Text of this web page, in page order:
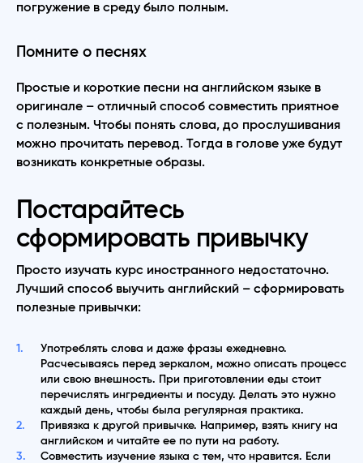
погружение в среду было полным.
Помните о песнях
Простые и короткие песни на английском языке в
оригинале – отличный способ совместить приятное
с полезным. Чтобы понять слова, до прослушивания
можно прочитать перевод. Тогда в голове уже будут
возникать конкретные образы.
Постарайтесь
сформировать привычку
Просто изучать курс иностранного недостаточно.
Лучший способ выучить английский – сформировать
полезные привычки:
Употреблять слова и даже фразы ежедневно.
Расчесываясь перед зеркалом, можно описать процесс
или свою внешность. При приготовлении еды стоит
перечислять ингредиенты и посуду. Делать это нужно
каждый день, чтобы была регулярная практика.
Привязка к другой привычке. Например, взять книгу на
английском и читайте ее по пути на работу.
Совместить изучение языка с тем, что нравится. Если